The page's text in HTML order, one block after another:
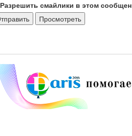
Разрешить смайлики в этом